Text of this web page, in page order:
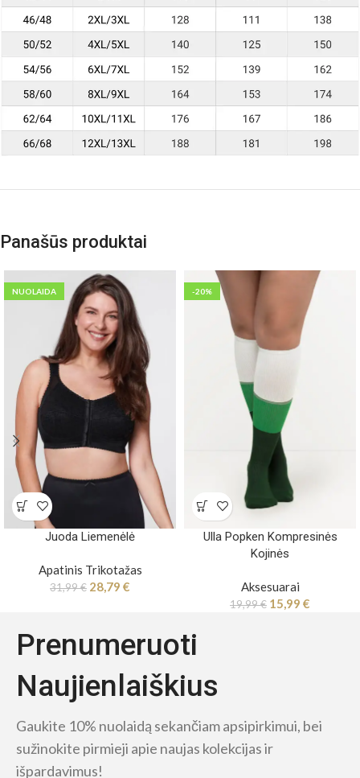
Panašūs produktai
NUOLAIDA
Juoda Liemenėlė
Apatinis Trikotažas
31,99€ 28,79 €
-20%
Ulla Popken Kompresinės
Kojinės
Aksesuarai
19,99€ 15,99 €
Prenumeruoti
Naujienlaiškius
Gaukite 10% nuolaidą sekančiam apsipirkimui, bei
sužinokite pirmieji apie naujas kolekcijas ir
išpardavimus!